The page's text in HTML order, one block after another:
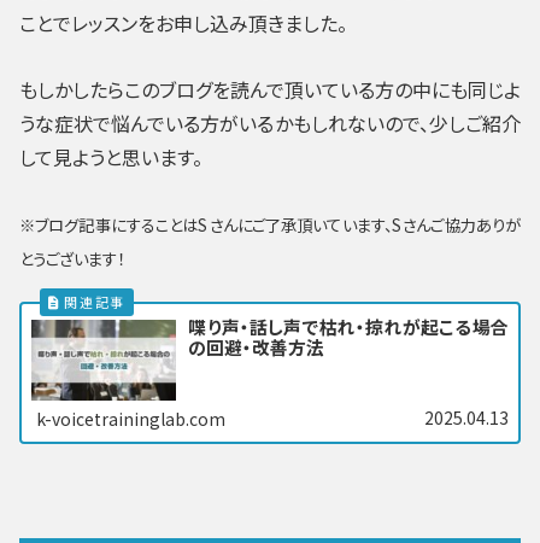
ことでレッスンをお申し込み頂きました。
もしかしたらこのブログを読んで頂いている方の中にも同じよ
うな症状で悩んでいる方がいるかもしれないので、少しご紹介
して見ようと思います。
※ブログ記事にすることはSさんにご了承頂いています、Sさんご協力ありが
とうございます！
喋り声・話し声で枯れ・掠れが起こる場合
の回避・改善方法
k-voicetraininglab.com 2025.04.13